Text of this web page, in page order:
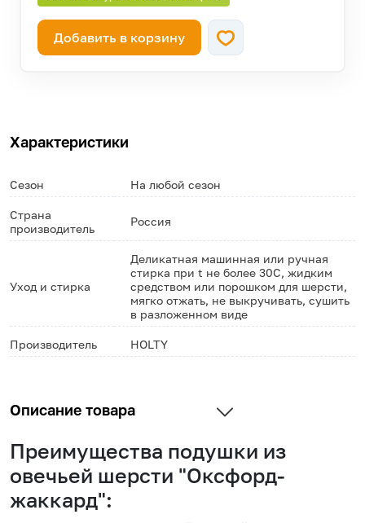
Добавить в корзину
Характеристики
Сезон На любой сезон
Страна
производитель
Россия
Уход и стирка
Деликатная машинная или ручная
стирка при t не более 30С, жидким
средством или порошком для шерсти,
мягко отжать, не выкручивать, сушить
в разложенном виде
Производитель HOLTY
Описание товара
Преимущества подушки из
овечьей шерсти "Оксфорд-
жаккард":